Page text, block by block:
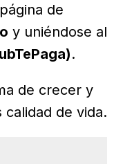
de
y uniéndose al
.
de crecer y
calidad de vida.